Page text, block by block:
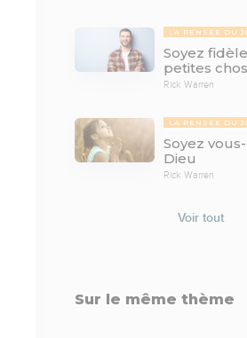
LA PENSÉE DU
Soyez
petites
Rick Warren
LA PENSÉE DU
Soyez
Dieu
Rick Warren
Voir tout
Sur le même thème